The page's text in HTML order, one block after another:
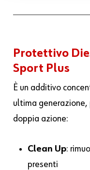
Protettivo
Sport Plus
È un additivo
ultima
doppia azione:
Clean Up:
presenti